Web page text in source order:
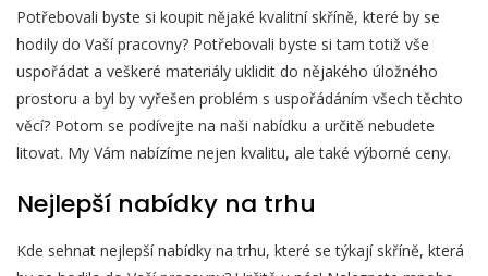
Potřebovali byste si koupit nějaké kvalitní skříně, které by se
hodily do Vaší pracovny? Potřebovali byste si tam totiž vše
uspořádat a veškeré materiály uklidit do nějakého úložného
prostoru a byl by vyřešen problém s uspořádáním všech těchto
věcí? Potom se podívejte na naši nabídku a určitě nebudete
litovat. My Vám nabízíme nejen kvalitu, ale také výborné ceny.
Nejlepší nabídky na trhu
Kde sehnat nejlepší nabídky na trhu, které se týkají skříně, která